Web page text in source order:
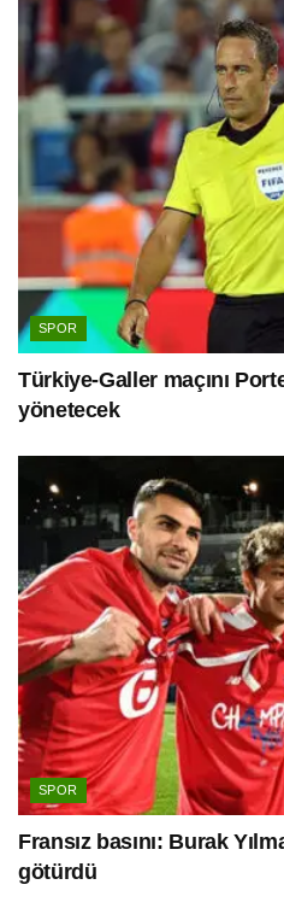
SPOR
Türkiye-Galler maçını
yönetecek
SPOR
Fransız basını: Burak
götürdü